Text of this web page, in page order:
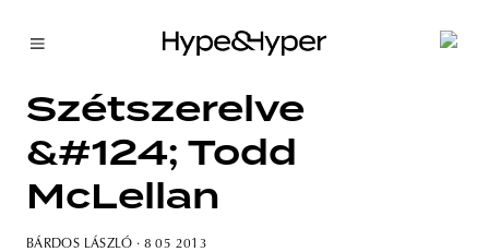
Szétszerelve
&#124; Todd
McLellan
BÁRDOS LÁSZLÓ · 8 05 2013